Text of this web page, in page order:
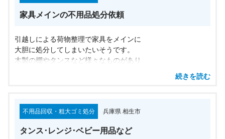
家具メインの不用品処分依頼
引越しによる荷物整理で家具をメインに
大胆に処分してしまいたいそうです。
木製の棚やタンスなど様々なものがあり
なかなか手放せれず困りますよね。
皆さんも処分にお困りのものはございませんか？
お気軽にお問い合わせください。
続きを読む
不用品回収・粗大ゴミ処分 兵庫県 相生市
タンス･レンジ･ベビー用品など